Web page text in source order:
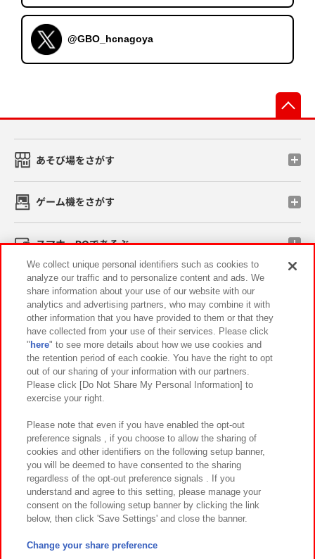
@GBO_hcnagoya
あそび場をさがす
ゲーム機をさがす
スマホ・PCであそぶ
イベント・キャンペーン
関連会社 サステナビリティ サイトポリシー
プライバシーポリシー ウェブアクセシビリティ方針と検証結果
お取引先さまとともに
カスタマーハラスメント対応方針 よくあるご質問・お問い合わせ
©Bandai Namco Amusement Inc.
©Bandai Namco Amusement Lab Inc.
We collect unique personal identifiers such as cookies to
analyze our traffic and to personalize content and ads. We
share information about your use of our website with our
analytics and advertising partners, who may combine it with
other information that you have provided to them or that they
have collected from your use of their services. Please click
" here" to see more details about how we use cookies and
the retention period of each cookie. You have the right to opt
out of our sharing of your information with our partners.
Please click [Do Not Share My Personal Information] to
exercise your right.
Please note that even if you have enabled the opt-out
preference signals , if you choose to allow the sharing of
cookies and other identifiers on the following setup banner,
you will be deemed to have consented to the sharing
regardless of the opt-out preference signals . If you
understand and agree to this setting, please manage your
consent on the following setup banner by clicking the link
below, then click 'Save Settings' and close the banner.
Change your share preference